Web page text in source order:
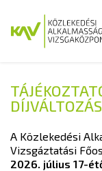
A Közlekedési
Vizsgáztatási
2026. július 17-